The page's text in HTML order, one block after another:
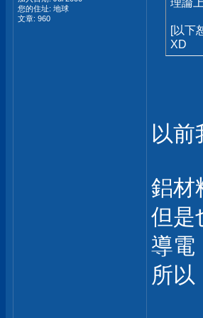
您的住址: 地球
文章: 960
理論
[以下
XD
以
鋁材
但是
導電
所以